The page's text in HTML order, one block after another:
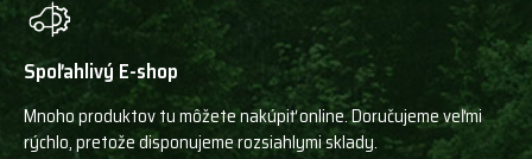
Spoľahlivý E-shop
Mnoho produktov tu môžete nakúpiť online. Doručujeme veľmi
rýchlo, pretože disponujeme rozsiahlymi sklady.